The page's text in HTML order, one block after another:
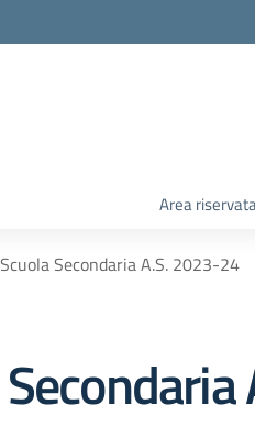
Area
Secondaria A.S. 2023-24